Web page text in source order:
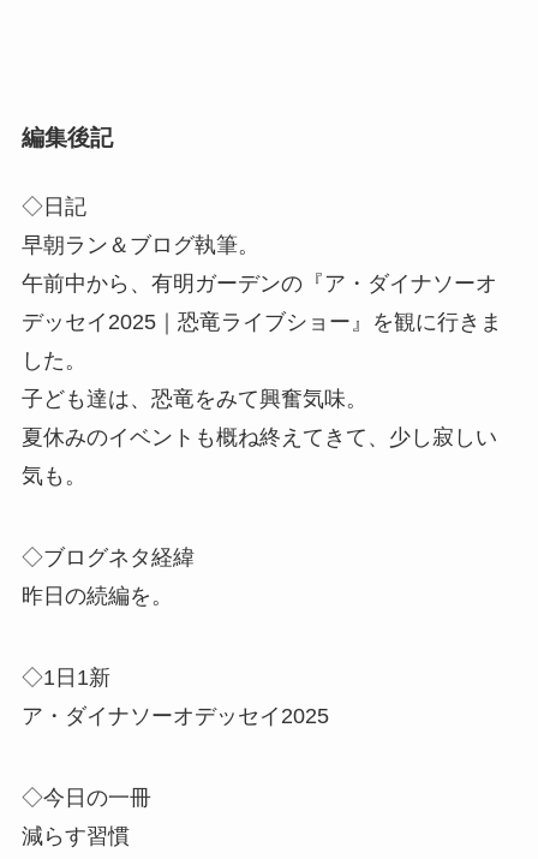
編集後記
◇日記
早朝ラン＆ブログ執筆。
午前中から、有明ガーデンの『ア・ダイナソーオ
デッセイ2025｜恐竜ライブショー』を観に行きま
した。
子ども達は、恐竜をみて興奮気味。
夏休みのイベントも概ね終えてきて、少し寂しい
気も。
◇ブログネタ経緯
昨日の続編を。
◇1日1新
ア・ダイナソーオデッセイ2025
◇今日の一冊
減らす習慣